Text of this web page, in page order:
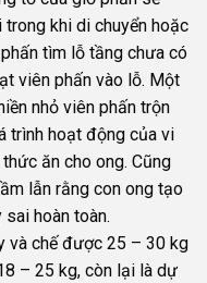
khi di chuyển hoặc
tìm lỗ tầng chưa có
viên phấn vào lỗ. Một
nhỏ viên phấn trộn
trình hoạt động của vi
ăn cho ong. Cũng
lẫn rằng con ong tạo
hoàn toàn.
và chế được 25 – 30 kg
– 25 kg, còn lại là dự